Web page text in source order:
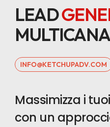
LEAD
INFO@KETCHUPADV.COM
Massimizza i
con un